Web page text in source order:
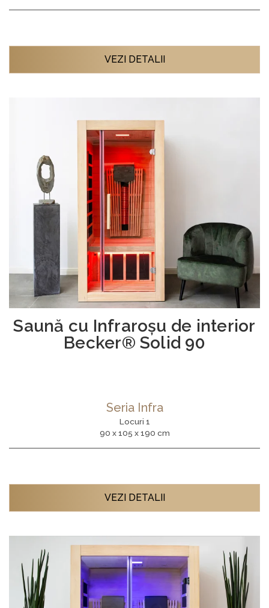
VEZI DETALII
Saună cu Infraroşu de interior
Becker® Solid 90
Seria Infra
Locuri 1
90 x 105 x 190 cm
VEZI DETALII